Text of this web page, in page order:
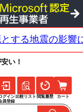
い！
グイン
員登録
比較リスト 閲覧履歴 カート